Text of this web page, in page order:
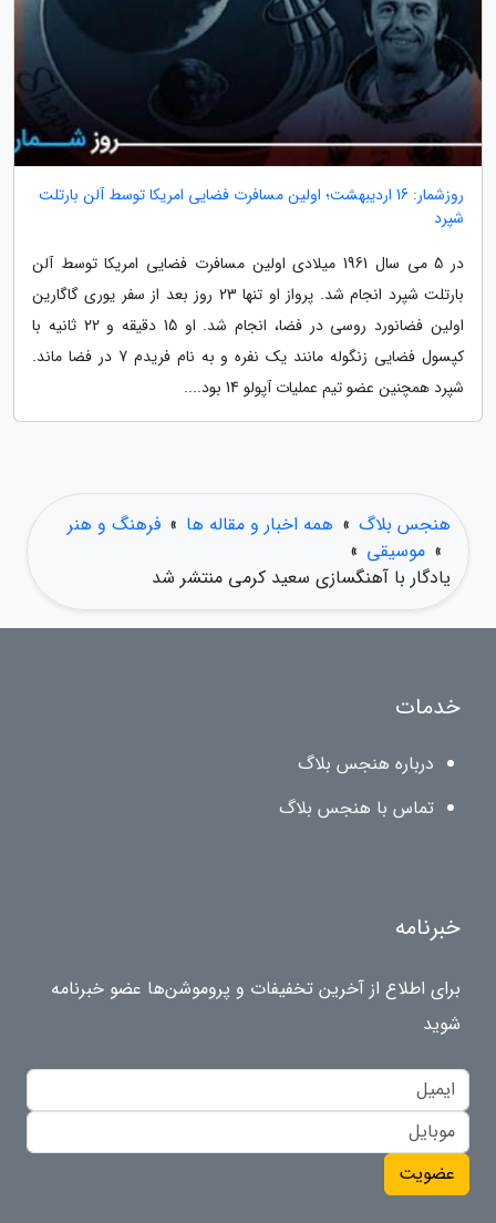
روزشمار: 16 اردیبهشت؛ اولین مسافرت فضایی امریکا توسط آلن بارتلت
شپرد
در 5 می سال 1961 میلادی اولین مسافرت فضایی امریکا توسط آلن
بارتلت شپرد انجام شد. پرواز او تنها 23 روز بعد از سفر یوری گاگارین
اولین فضانورد روسی در فضا، انجام شد. او 15 دقیقه و 22 ثانیه با
کپسول فضایی زنگوله مانند یک نفره و به نام فریدم 7 در فضا ماند.
شپرد همچنین عضو تیم عملیات آپولو 14 بود....
هنجس بلاگ » همه اخبار و مقاله ها » فرهنگ و هنر
» موسیقی »
یادگار با آهنگسازی سعید کرمی منتشر شد
خدمات
درباره هنجس بلاگ
تماس با هنجس بلاگ
خبرنامه
برای اطلاع از آخرین تخفیفات و پروموشن‌ها عضو خبرنامه
شوید
عضویت